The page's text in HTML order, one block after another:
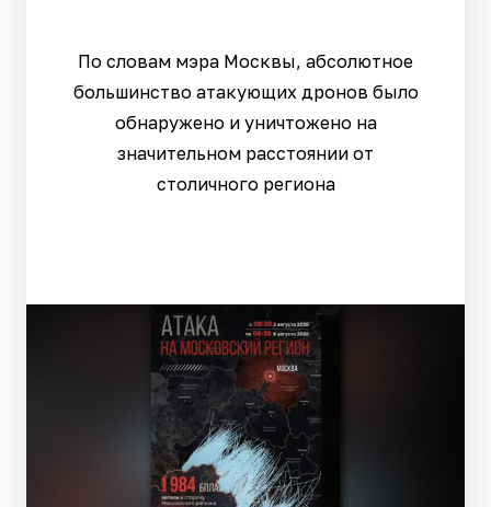
По словам мэра Москвы, абсолютное
большинство атакующих дронов было
обнаружено и уничтожено на
значительном расстоянии от
столичного региона